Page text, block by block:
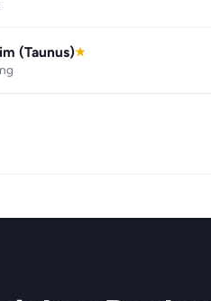
(Taunus)★